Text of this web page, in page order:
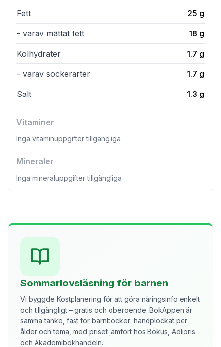
Fett 25 g
- varav mättat fett 18 g
Kolhydrater 1.7 g
- varav sockerarter 1.7 g
Salt 1.3 g
Vitaminer
Inga vitaminuppgifter tillgängliga
Mineraler
Inga mineraluppgifter tillgängliga
Sommarlovsläsning för barnen
Vi byggde Kostplanering för att göra näringsinfo enkelt
och tillgängligt – gratis och oberoende. BokAppen är
samma tanke, fast för barnböcker: handplockat per
ålder och tema, med priset jämfört hos Bokus, Adlibris
och Akademibokhandeln.